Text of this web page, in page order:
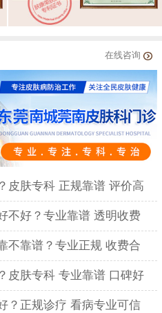
在线咨询
皮肤专科 正规靠谱 评价高
不好？专业靠谱 透明收费
不靠谱？专业正规 收费合
皮肤专科 专业靠谱 口碑好
？正规诊疗 看病专业可信